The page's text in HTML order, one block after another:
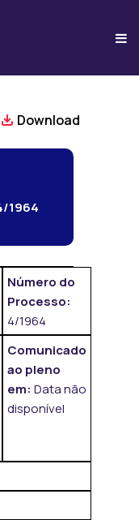
Download
1964
Número do
Processo:
4/1964
Comunicado
ao pleno
em: Data não
disponível